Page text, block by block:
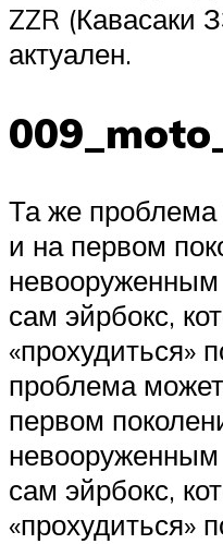
ZZR (Кавасаки
актуален.
Та же проблема
и на первом
невооруженным
сам эйрбокс,
«прохудиться»
проблема
первом
невооруженным
сам эйрбокс,
«прохудиться»